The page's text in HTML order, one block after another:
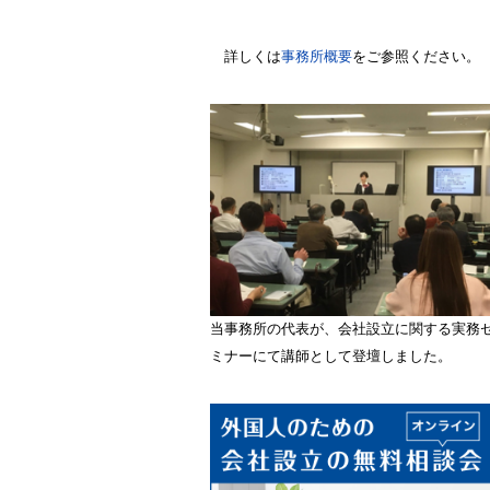
詳しくは事務所概要をご参照ください。
当事務所の代表が、会社設立に関する実務
ミナーにて講師として登壇しました。